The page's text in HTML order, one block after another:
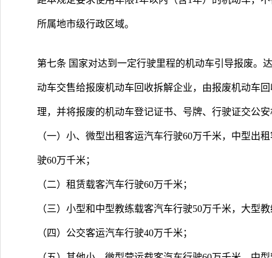
所属地市级行政区域。
第七条 国家对达到一定行驶里程的机动车引导报废。
动车交售给报废机动车回收拆解企业，由报废机动车
理，并将报废的机动车登记证书、号牌、行驶证交公
（一）小、微型出租客运汽车行驶60万千米，中型出
驶60万千米；
（二）租赁载客汽车行驶60万千米；
（三）小型和中型教练载客汽车行驶50万千米，大型
（四）公交客运汽车行驶40万千米；